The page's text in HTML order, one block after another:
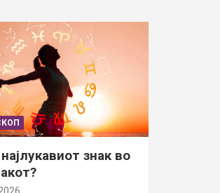
знак во